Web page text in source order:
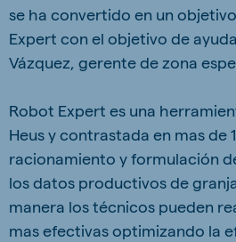
se ha convertido en un
Expert con el objetivo de
Vázquez, gerente de zona
Robot Expert es una
Heus y contrastada en mas de
racionamiento y formulación
los datos productivos de
manera los técnicos pueden
mas efectivas optimizando la